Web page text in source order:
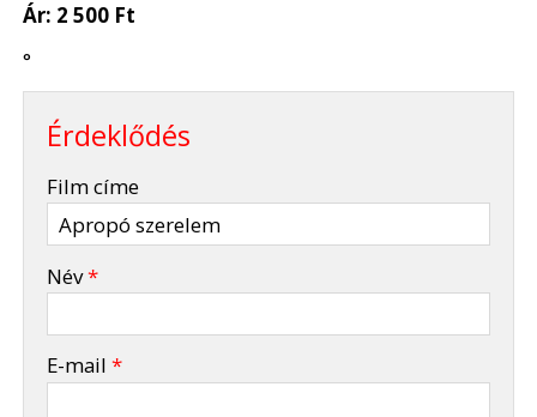
Ár: 2 500 Ft
°
Érdeklődés
Film címe
Név*
E-mail*